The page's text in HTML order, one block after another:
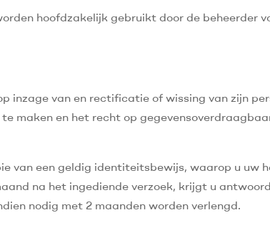
hoofdzakelijk gebruikt door de beheerder
inzage van en rectificatie of wissing van zijn
maken en het recht op
van een geldig identiteitsbewijs, waarop u uw
na het ingediende verzoek, krijgt u
nodig met 2 maanden worden verlengd.